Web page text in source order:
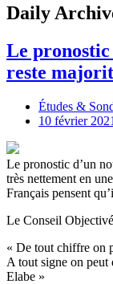
Daily
Le pronostic
reste
Études &
10 février 2021
Le pronostic d’un
très nettement en
Français pensent
Le Conseil Objectivé
« De tout chiffre on
A tout signe on peut
Elabe »